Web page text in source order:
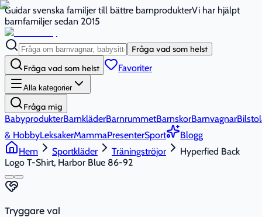
Guidar svenska familjer till bättre barnprodukterVi har hjälpt
barnfamiljer sedan 2015
Fråga vad som helst
Fråga vad som helst Favoriter
Alla kategorier
Fråga mig
BabyprodukterBarnkläderBarnrummetBarnskorBarnvagnar
& HobbyLeksakerMammaPresenterSport
Blogg
Hem
Sportkläder Träningströjor
Hyperfied Back
Logo T-Shirt, Harbor Blue 86-92
Tryggare val